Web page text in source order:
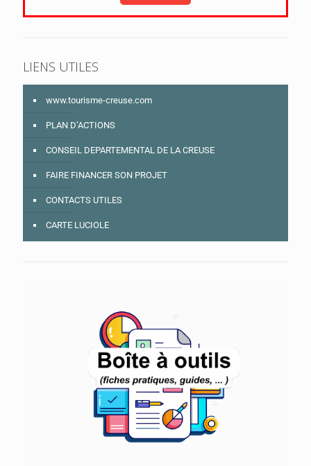
LIENS UTILES
www.tourisme-creuse.com
PLAN D’ACTIONS
CONSEIL DEPARTEMENTAL DE LA CREUSE
FAIRE FINANCER SON PROJET
CONTACTS UTILES
CARTE LUCIOLE